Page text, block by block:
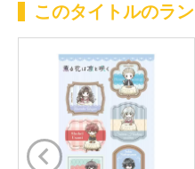
このタイトルのラ